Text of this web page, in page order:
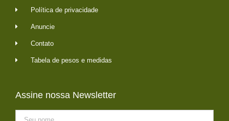
Política de privacidade
Anuncie
Contato
Tabela de pesos e medidas
Assine nossa Newsletter